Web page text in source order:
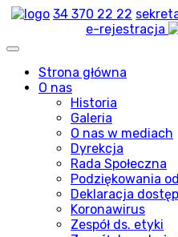
34 370 22 22
e-rejestracja
Strona główna
O nas
Historia
Galeria
O nas w mediach
Dyrekcja
Rada Społeczna
Podziękowania
Deklaracja
Koronawirus
Zespół ds. etyki